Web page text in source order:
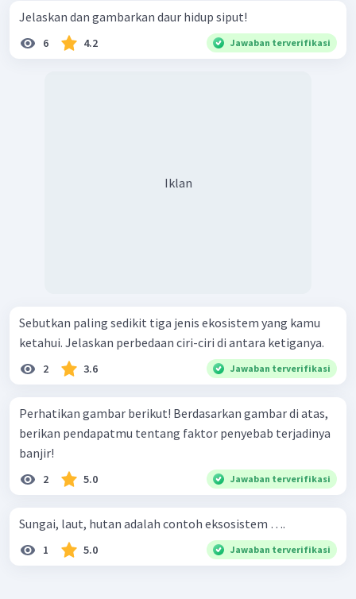
Jelaskan dan gambarkan daur hidup siput!
6 4.2 Jawaban terverifikasi
Iklan
Sebutkan paling sedikit tiga jenis ekosistem yang kamu
ketahui. Jelaskan perbedaan ciri-ciri di antara ketiganya.
2 3.6 Jawaban terverifikasi
Perhatikan gambar berikut! Berdasarkan gambar di atas,
berikan pendapatmu tentang faktor penyebab terjadinya
banjir!
2 5.0 Jawaban terverifikasi
Sungai, laut, hutan adalah contoh eksosistem ….
1 5.0 Jawaban terverifikasi